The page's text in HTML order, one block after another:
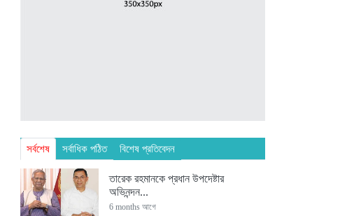
সর্বশেষ সর্বাধিক পঠিত বিশেষ প্রতিবেদন
তারেক রহমানকে প্রধান উপদেষ্টার
অভিনন্দন...
6 months আগে